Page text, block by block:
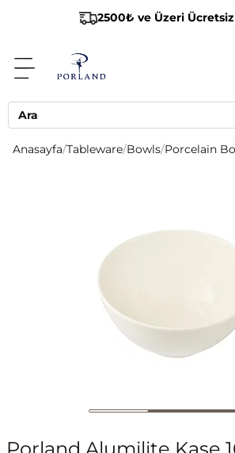
2500₺ ve Üzeri
Anasayfa/Tableware/Bowls/Porcelain
Porland Alumilite Kase